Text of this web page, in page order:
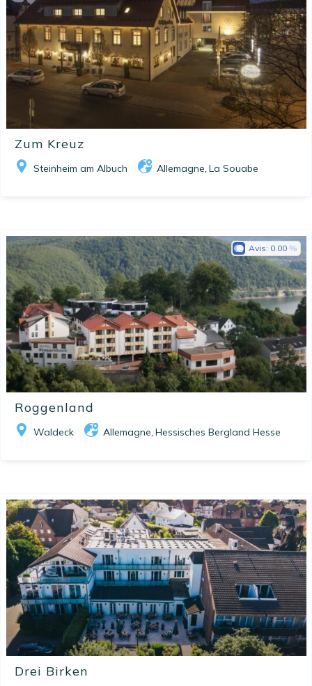
Zum Kreuz
Steinheim am Albuch Allemagne, La Souabe
Roggenland
Waldeck Allemagne, Hessisches Bergland Hesse
Avis: 0.00
Drei Birken